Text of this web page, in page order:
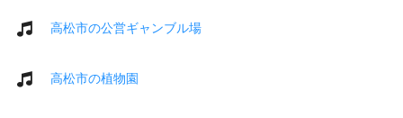
高松市の公営ギャンブル場
高松市の植物園